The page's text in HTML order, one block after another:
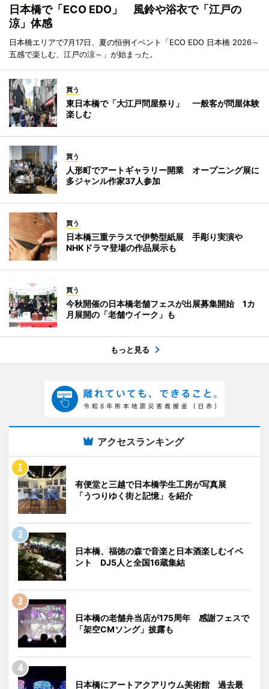
日本橋で「ECO EDO」 風鈴や浴衣で「江戸の
涼」体感
日本橋エリアで7月17日、夏の恒例イベント「ECO EDO 日本橋 2026～
五感で楽しむ、江戸の涼～」が始まった。
買う
東日本橋で「大江戸問屋祭り」 一般客が問屋体験
楽しむ
買う
人形町でアートギャラリー開業 オープニング展に
多ジャンル作家37人参加
買う
日本橋三重テラスで伊勢型紙展 手彫り実演や
NHKドラマ登場の作品展示も
買う
今秋開催の日本橋老舗フェスが出展募集開始 1カ
月展開の「老舗ウイーク」も
もっと見る
アクセスランキング
有便堂と三越で日本橋学生工房が写真展
「うつりゆく街と記憶」を紹介
日本橋、福徳の森で音楽と日本酒楽しむイベ
ント DJ5人と全国16蔵集結
日本橋の老舗弁当店が175周年 感謝フェスで
「架空CMソング」披露も
日本橋にアートアクアリウム美術館 過去最